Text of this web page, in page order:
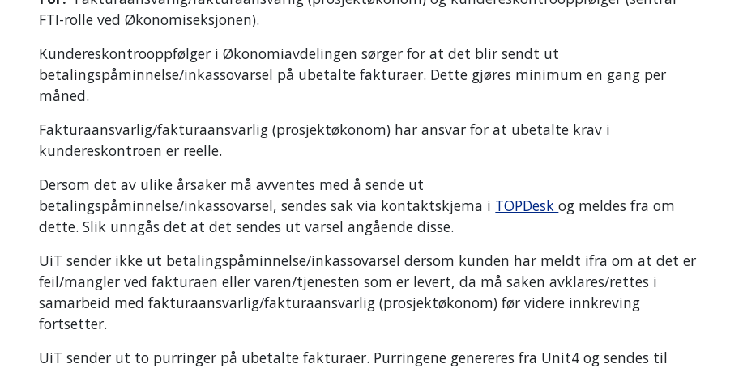
FTI-rolle ved Økonomiseksjonen).
Kundereskontrooppfølger i Økonomiavdelingen sørger for at det blir sendt ut
betalingspåminnelse/inkassovarsel på ubetalte fakturaer. Dette gjøres minimum en gang per
måned.
Fakturaansvarlig/fakturaansvarlig (prosjektøkonom) har ansvar for at ubetalte krav i
kundereskontroen er reelle.
Dersom det av ulike årsaker må avventes med å sende ut
betalingspåminnelse/inkassovarsel, sendes sak via kontaktskjema i TOPDeskog meldes fra om
dette. Slik unngås det at det sendes ut varsel angående disse.
UiT sender ikke ut betalingspåminnelse/inkassovarsel dersom kunden har meldt ifra om at det er
feil/mangler ved fakturaen eller varen/tjenesten som er levert, da må saken avklares/rettes i
samarbeid med fakturaansvarlig/fakturaansvarlig (prosjektøkonom) før videre innkreving
fortsetter.
UiT sender ut to purringer på ubetalte fakturaer. Purringene genereres fra Unit4 og sendes til